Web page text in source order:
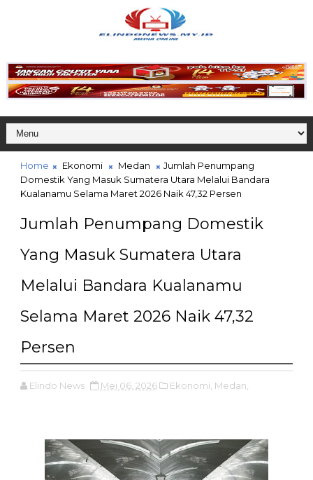
Home Ekonomi Medan
Jumlah Penumpang
Domestik Yang Masuk Sumatera Utara Melalui Bandara
Kualanamu Selama Maret 2026 Naik 47,32 Persen
Jumlah Penumpang Domestik
Yang Masuk Sumatera Utara
Melalui Bandara Kualanamu
Selama Maret 2026 Naik 47,32
Persen
Elindo News Mei 06, 2026 Ekonomi, Medan,